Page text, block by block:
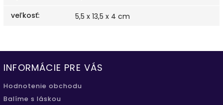
veľkosť: 5,5 x 13,5 x 4 cm
INFORMÁCIE PRE VÁS
Hodnotenie obchodu
Balíme s láskou